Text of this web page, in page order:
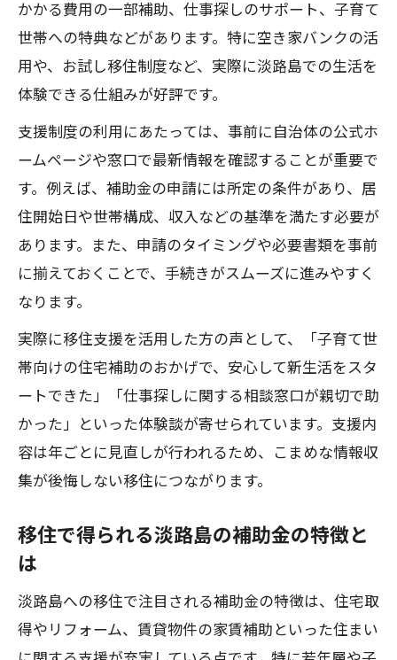
かかる費用の一部補助、仕事探しのサポート、子育て
世帯への特典などがあります。特に空き家バンクの活
用や、お試し移住制度など、実際に淡路島での生活を
体験できる仕組みが好評です。
支援制度の利用にあたっては、事前に自治体の公式ホ
ームページや窓口で最新情報を確認することが重要で
す。例えば、補助金の申請には所定の条件があり、居
住開始日や世帯構成、収入などの基準を満たす必要が
あります。また、申請のタイミングや必要書類を事前
に揃えておくことで、手続きがスムーズに進みやすく
なります。
実際に移住支援を活用した方の声として、「子育て世
帯向けの住宅補助のおかげで、安心して新生活をスタ
ートできた」「仕事探しに関する相談窓口が親切で助
かった」といった体験談が寄せられています。支援内
容は年ごとに見直しが行われるため、こまめな情報収
集が後悔しない移住につながります。
移住で得られる淡路島の補助金の特徴と
は
淡路島への移住で注目される補助金の特徴は、住宅取
得やリフォーム、賃貸物件の家賃補助といった住まい